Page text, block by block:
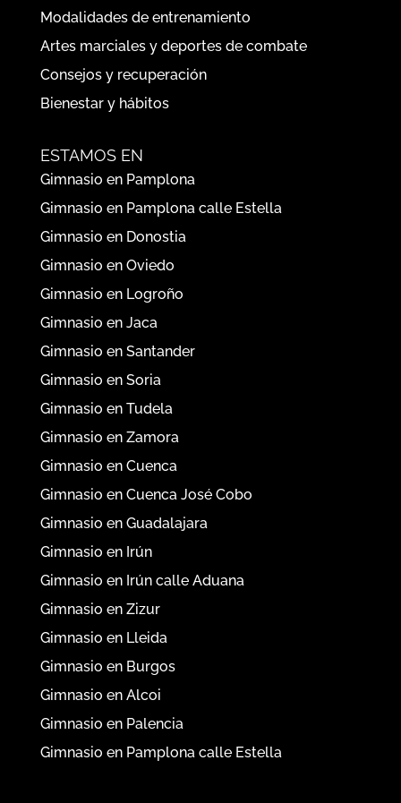
Modalidades de entrenamiento
Artes marciales y deportes de combate
Consejos y recuperación
Bienestar y hábitos
ESTAMOS EN
Gimnasio en Pamplona
Gimnasio en Pamplona calle Estella
Gimnasio en Donostia
Gimnasio en Oviedo
Gimnasio en Logroño
Gimnasio en Jaca
Gimnasio en Santander
Gimnasio en Soria
Gimnasio en Tudela
Gimnasio en Zamora
Gimnasio en Cuenca
Gimnasio en Cuenca José Cobo
Gimnasio en Guadalajara
Gimnasio en Irún
Gimnasio en Irún calle Aduana
Gimnasio en Zizur
Gimnasio en Lleida
Gimnasio en Burgos
Gimnasio en Alcoi
Gimnasio en Palencia
Gimnasio en Pamplona calle Estella